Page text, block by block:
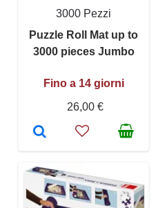
3000 Pezzi
Puzzle Roll Mat up to
3000 pieces Jumbo
Fino a 14 giorni
26,00 €